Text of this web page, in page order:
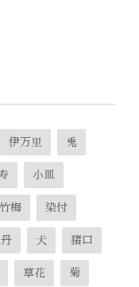
伊万里 兎
小皿
梅 染付
犬 猪口
草花 菊